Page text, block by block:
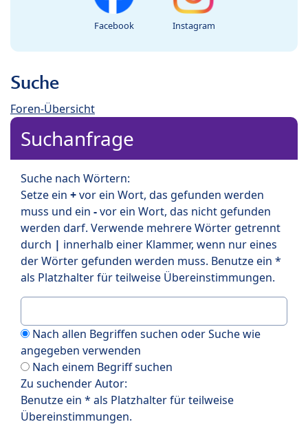
Facebook Instagram
Suche
Foren-Übersicht
Suchanfrage
Suche nach Wörtern:
Setze ein +vor ein Wort, das gefunden werden
muss und ein -vor ein Wort, das nicht gefunden
werden darf. Verwende mehrere Wörter getrennt
durch | innerhalb einer Klammer, wenn nur eines
der Wörter gefunden werden muss. Benutze ein *
als Platzhalter für teilweise Übereinstimmungen.
Nach allen Begriffen suchen oder Suche wie
angegeben verwenden
Nach einem Begriff suchen
Zu suchender Autor:
Benutze ein * als Platzhalter für teilweise
Übereinstimmungen.